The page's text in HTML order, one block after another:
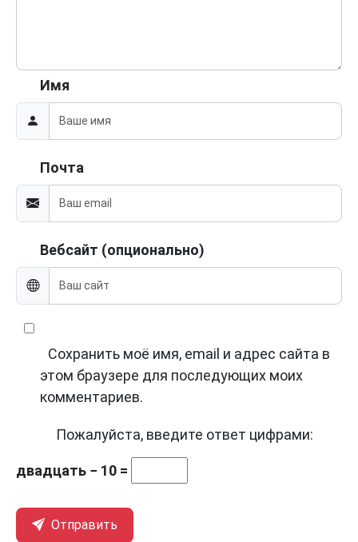
Имя
Почта
Вебсайт (опционально)
Сохранить моё имя, email и адрес сайта в
этом браузере для последующих моих
комментариев.
Пожалуйста, введите ответ цифрами:
двадцать − 10 =
Отправить